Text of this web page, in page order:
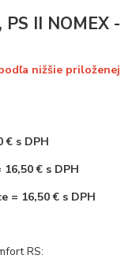
II NOMEX -
nižšie priloženej
s DPH
€ s DPH
= 16,50 € s DPH
RS: